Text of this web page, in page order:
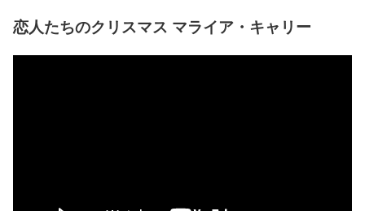
恋人たちのクリスマス マライア・キャリー